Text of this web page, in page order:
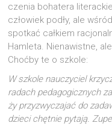
cze­nia boha­te­ra
czło­wiek pod­ły, ale
spo­tkać cał­kiem
Ham­le­ta. Nie­na­wist­ne,
Choć­by te o szkole:
W szko­le nauczy­ciel
radach peda­go­gicz­nych
ży przy­zwy­cza­jać do
dzie­ci chęt­nie pyta­ją.